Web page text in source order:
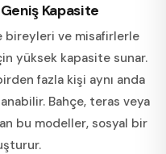
Kapasite
bireyleri ve misafirlerle
yüksek kapasite sunar.
fazla kişi aynı anda
Bahçe, teras veya
bu modeller, sosyal bir